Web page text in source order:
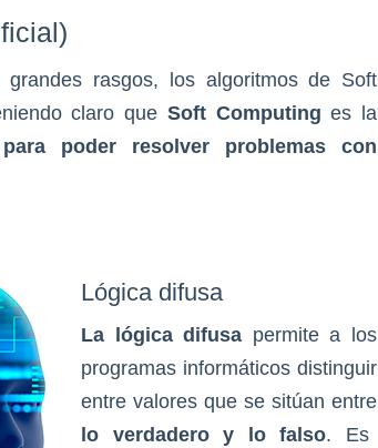
rasgos, los algoritmos de Soft
claro que Soft Computing es la
poder resolver problemas con
Lógica difusa
La lógica difusa permite a los
programas informáticos distinguir
entre valores que se sitúan entre
lo verdadero y lo falso. Es